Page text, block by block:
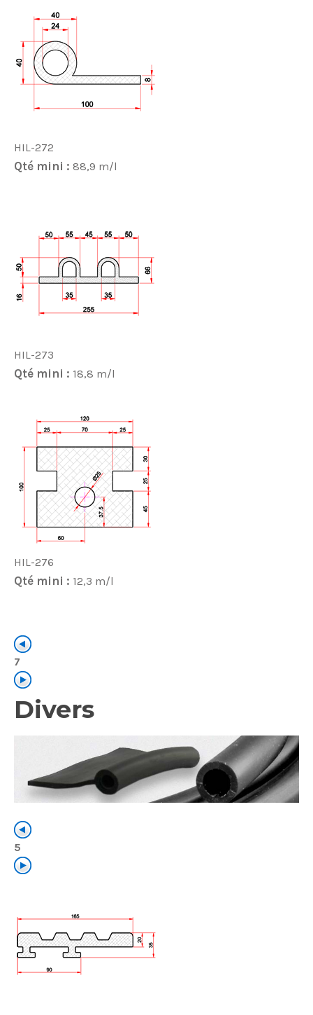
HIL-272
Qté mini : 88,9 m/l
HIL-273
Qté mini : 18,8 m/l
HIL-276
Qté mini : 12,3 m/l
7
Divers
5